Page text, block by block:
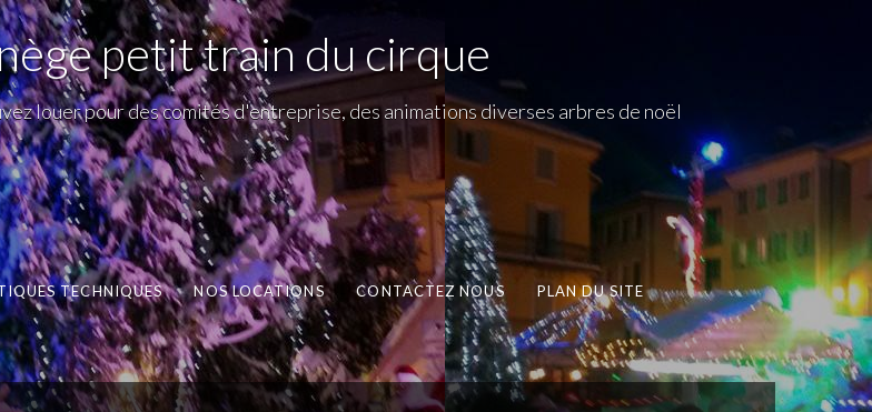
petit train du cirque
louer pour des comités d'entreprise, des animations diverses arbres de noël
TECHNIQUES NOS LOCATIONS CONTACTEZ NOUS PLAN DU SITE